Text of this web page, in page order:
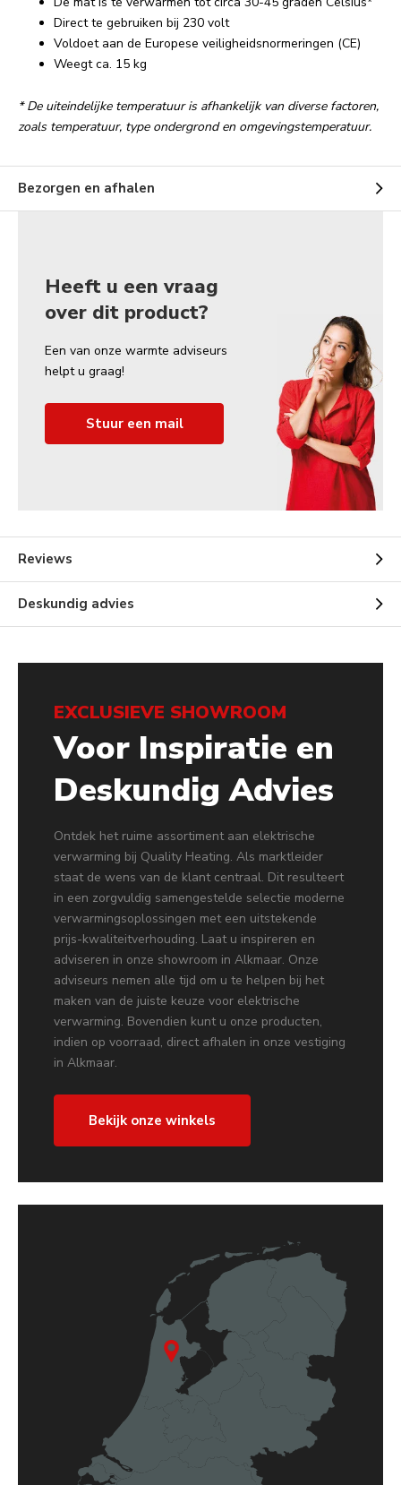
Direct te gebruiken bij 230 volt
Voldoet aan de Europese veiligheidsnormeringen (CE)
Weegt ca. 15 kg
* De uiteindelijke temperatuur is afhankelijk van diverse factoren,
zoals temperatuur, type ondergrond en omgevingstemperatuur.
Bezorgen en afhalen
Heeft u een vraag
over dit product?
Een van onze warmte adviseurs
helpt u graag!
Stuur een mail
Reviews
Deskundig advies
EXCLUSIEVE SHOWROOM
Voor Inspiratie en
Deskundig Advies
Ontdek het ruime assortiment aan elektrische
verwarming bij Quality Heating. Als marktleider
staat de wens van de klant centraal. Dit resulteert
in een zorgvuldig samengestelde selectie moderne
verwarmingsoplossingen met een uitstekende
prijs-kwaliteitverhouding. Laat u inspireren en
adviseren in onze showroom in Alkmaar. Onze
adviseurs nemen alle tijd om u te helpen bij het
maken van de juiste keuze voor elektrische
verwarming. Bovendien kunt u onze producten,
indien op voorraad, direct afhalen in onze vestiging
in Alkmaar.
Bekijk onze winkels